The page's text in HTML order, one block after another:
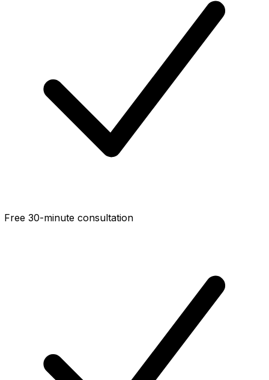
Free 30-minute consultation